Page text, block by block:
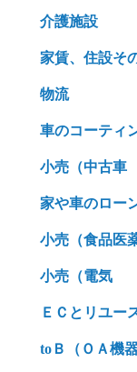
介護施設
家賃、住設そ
物流
車のコーティ
小売（中古車
家や車のロー
小売（食品医
小売（電気
ＥＣとリユー
toＢ（ＯＡ機